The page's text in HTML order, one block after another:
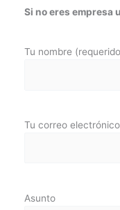
Si no eres empresa
Tu nombre
Tu correo
Asunto